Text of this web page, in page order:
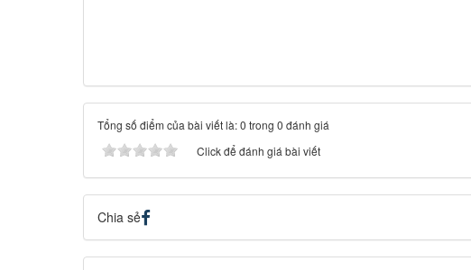
Tổng số điểm của bài viết là: 0 trong 0 đánh giá
Click để đánh giá bài viết
Chia sẻ